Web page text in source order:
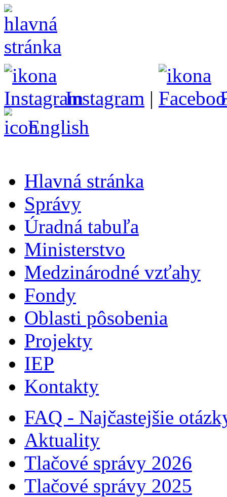
Instagram |
English
Hlavná stránka
Správy
Úradná tabuľa
Ministerstvo
Medzinárodné vzťahy
Fondy
Oblasti pôsobenia
Projekty
IEP
Kontakty
FAQ - Najčastejšie
Aktuality
Tlačové správy 2026
Tlačové správy 2025